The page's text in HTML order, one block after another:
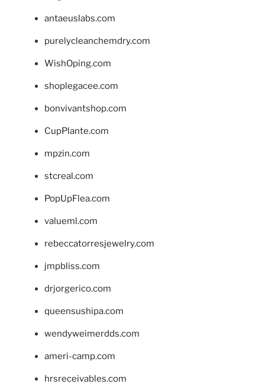
antaeuslabs.com
purelycleanchemdry.com
WishOping.com
shoplegacee.com
bonvivantshop.com
CupPlante.com
mpzin.com
stcreal.com
PopUpFlea.com
valueml.com
rebeccatorresjewelry.com
jmpbliss.com
drjorgerico.com
queensushipa.com
wendyweimerdds.com
ameri-camp.com
hrsreceivables.com